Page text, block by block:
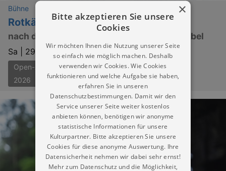
Bühne
Rotkäppchen
nach den Brüdern Grimm von Manuel Schöbel
Sa | 29.08.2026 | 15:00
Open-Air-Theater Dresden
2026
×
Bitte akzeptieren Sie unsere
Cookies
Wir möchten Ihnen die Nutzung unserer Seite
so einfach wie möglich machen. Deshalb
verwenden wir Cookies. Wie Cookies
funktionieren und welche Aufgabe sie haben,
erfahren Sie in unseren
Datenschutzbestimmungen. Damit wir den
Service unserer Seite weiter kostenlos
anbieten können, benötigen wir anonyme
statistische Informationen für unsere
Kulturpartner. Bitte akzeptieren Sie unsere
Cookies für diese anonyme Auswertung. Ihre
Datensicherheit nehmen wir dabei sehr ernst!
Mehr zum Datenschutz und die Möglichkeit,